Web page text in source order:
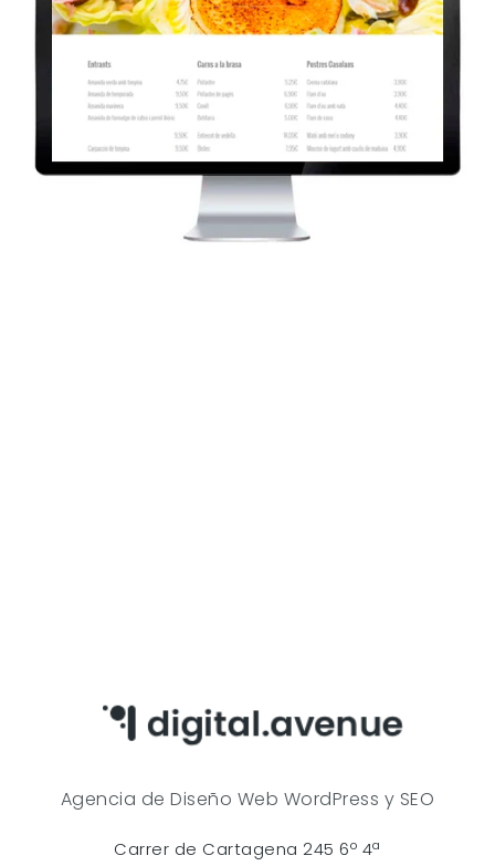
Agencia de Diseño Web WordPress y SEO
Carrer de Cartagena 245 6º 4ª